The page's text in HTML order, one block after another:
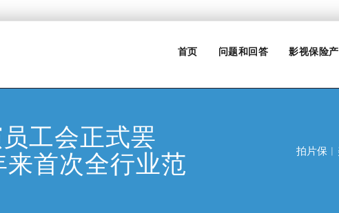
首页 问题和回答 影视保险
工会正式罢
首次全行业范
拍片保